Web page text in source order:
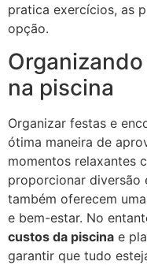
pratica exercícios, as
opção.
na piscina
Organizar festas e
ótima maneira de
momentos relaxantes
proporcionar diversão
também oferecem
e bem-estar. No
custos da piscina e
garantir que tudo